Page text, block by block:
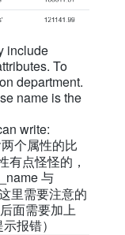
include
To
department.
name is the
write:
个属性的比
有点怪怪的，
与
里需要注意的
面需要加上
报错）